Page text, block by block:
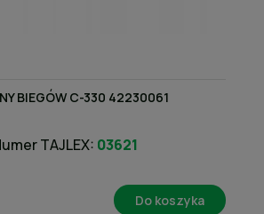
BIEGÓW C-330 42230061
TAJLEX: 03621
Do koszyka